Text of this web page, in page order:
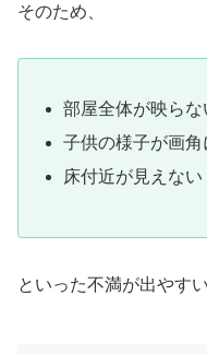
そのため、
部屋全体が映らな
子供の様子が画
床付近が見えない
といった不満が出やすい